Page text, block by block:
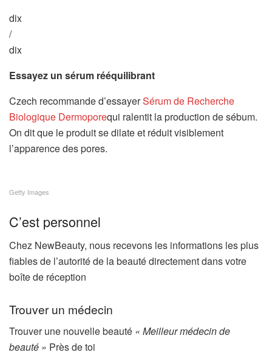
dix
/
dix
Essayez un sérum rééquilibrant
Czech recommande d’essayerSérum de Recherche
Biologique Dermoporequi ralentit la production de sébum.
On dit que le produit se dilate et réduit visiblement
l’apparence des pores.
Getty Images
C’est personnel
Chez NewBeauty, nous recevons les informations les plus
fiables de l’autorité de la beauté directement dans votre
boîte de réception
Trouver un médecin
Trouver une nouvelle beauté « Meilleur médecin de
beauté » Près de toi